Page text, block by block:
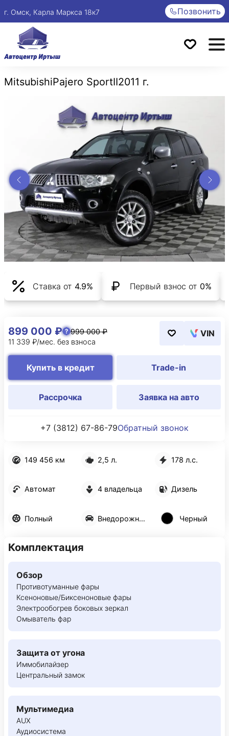
г. Омск, Карла Маркса 18к7 Позвонить
MitsubishiPajero SportII2011 г.
Ставка от 4.9% Первый взнос от 0%
149 456 км 2,5 л. 178 л.с.
Автомат 4 владельца Дизель
Полный Внедорожник 5 дв. Черный
899 000 ₽
999 000 ₽
11 339 ₽/мес. без взноса
VIN
Купить в кредит Trade-in
Рассрочка Заявка на авто
+7 (3812) 67-86-79Обратный звонок
Комплектация
Обзор
Противотуманные фары
Ксеноновые/Биксеноновые фары
Электрообогрев боковых зеркал
Омыватель фар
Защита от угона
Иммобилайзер
Центральный замок
Мультимедиа
AUX
Аудиосистема